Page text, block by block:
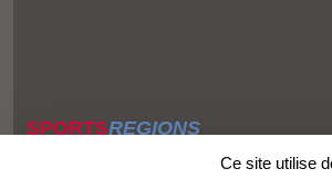
SPORTSREGIONS
Ce site utilise